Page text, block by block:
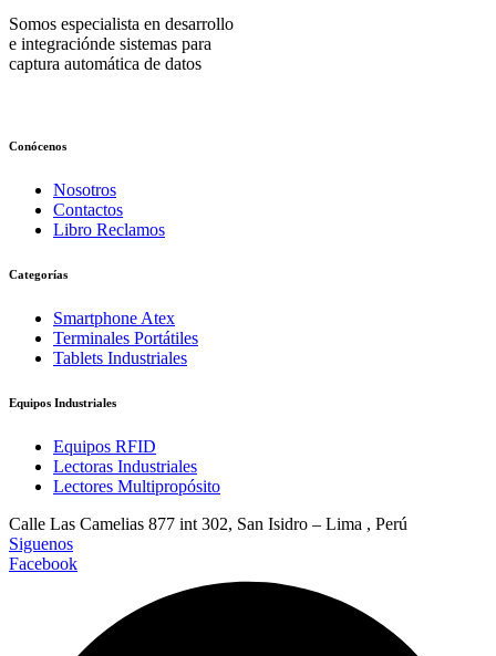
Somos especialista en desarrollo
e integraciónde sistemas para
captura automática de datos
Conócenos
Nosotros
Contactos
Libro Reclamos
Categorías
Smartphone Atex
Terminales Portátiles
Tablets Industriales
Equipos Industriales
Equipos RFID
Lectoras Industriales
Lectores Multipropósito
Calle Las Camelias 877 int 302, San Isidro – Lima , Perú
Siguenos
Facebook